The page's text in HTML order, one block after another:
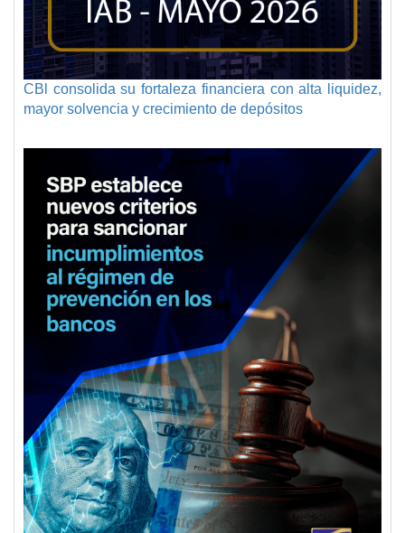
CBl consolida su fortaleza financiera con alta liquidez,
mayor solvencia y crecimiento de depósitos